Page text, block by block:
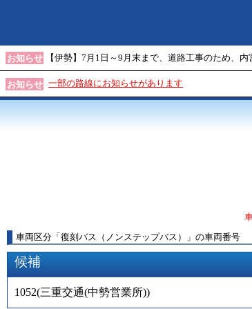
お知らせ 【伊勢】7月1日～9月末まで、道路工事のため、内
お知らせ 一部の路線にお知らせがあります
車両区分 「 復刻バス（ノンステップバス） 」 の車両番号
候補
1052(三重交通(中勢営業所))